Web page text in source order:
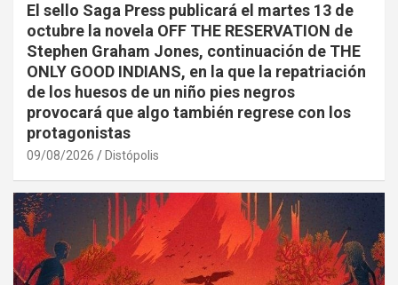
El sello Saga Press publicará el martes 13 de
octubre la novela OFF THE RESERVATION de
Stephen Graham Jones, continuación de THE
ONLY GOOD INDIANS, en la que la repatriación
de los huesos de un niño pies negros
provocará que algo también regrese con los
protagonistas
09/08/2026 Distópolis